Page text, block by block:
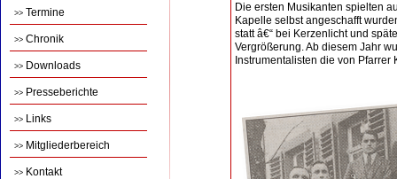
>> Termine
>> Chronik
>> Downloads
>> Presseberichte
>> Links
>> Mitgliederbereich
>> Kontakt
Die ersten Musikanten spielten
Kapelle selbst angeschafft
statt â€“ bei Kerzenlicht und
Vergrößerung. Ab diesem Jahr
Instrumentalisten die von